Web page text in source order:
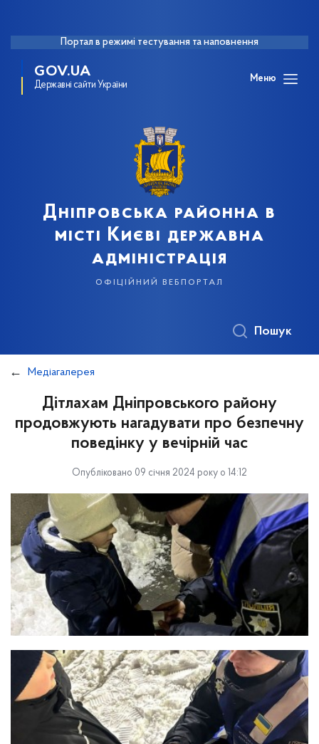
Портал в режимі тестування та наповнення
GOV.UA
Державні сайти України
Меню
Дніпровська районна в
місті Києві державна
адміністрація
офіційний вебпортал
Пошук
Медіагалерея
Дітлахам Дніпровського району
продовжують нагадувати про безпечну
поведінку у вечірній час
Опубліковано 09 січня 2024 року о 14:12